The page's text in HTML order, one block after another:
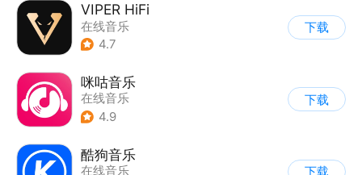
VIPER HiFi
在线音乐
4.7
下载
咪咕音乐
在线音乐
4.9
下载
酷狗音乐
在线音乐
下载